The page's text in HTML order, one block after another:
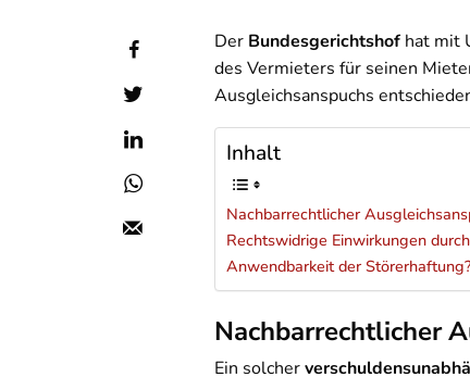
Der Bundesgerichtshof hat mit
des Vermieters für seinen
Ausgleichsanspuchs
Inhalt
Nachbarrechtlicher
Rechtswidrige Einwirkungen
Anwendbarkeit der Störerhaftung?
Nachbarrechtlicher
Ein solcherv